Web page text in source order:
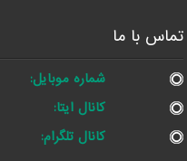
تماس با ما
شماره موبایل:
کانال ایتا:
کانال تلگرام: